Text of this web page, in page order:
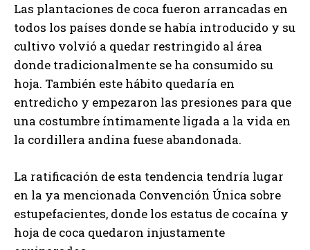
Las plantaciones de coca fueron arrancadas en
todos los países donde se había introducido y su
cultivo volvió a quedar restringido al área
donde tradicionalmente se ha consumido su
hoja. También este hábito quedaría en
entredicho y empezaron las presiones para que
una costumbre íntimamente ligada a la vida en
la cordillera andina fuese abandonada.
La ratificación de esta tendencia tendría lugar
en la ya mencionada Convención Única sobre
estupefacientes, donde los estatus de cocaína y
hoja de coca quedaron injustamente